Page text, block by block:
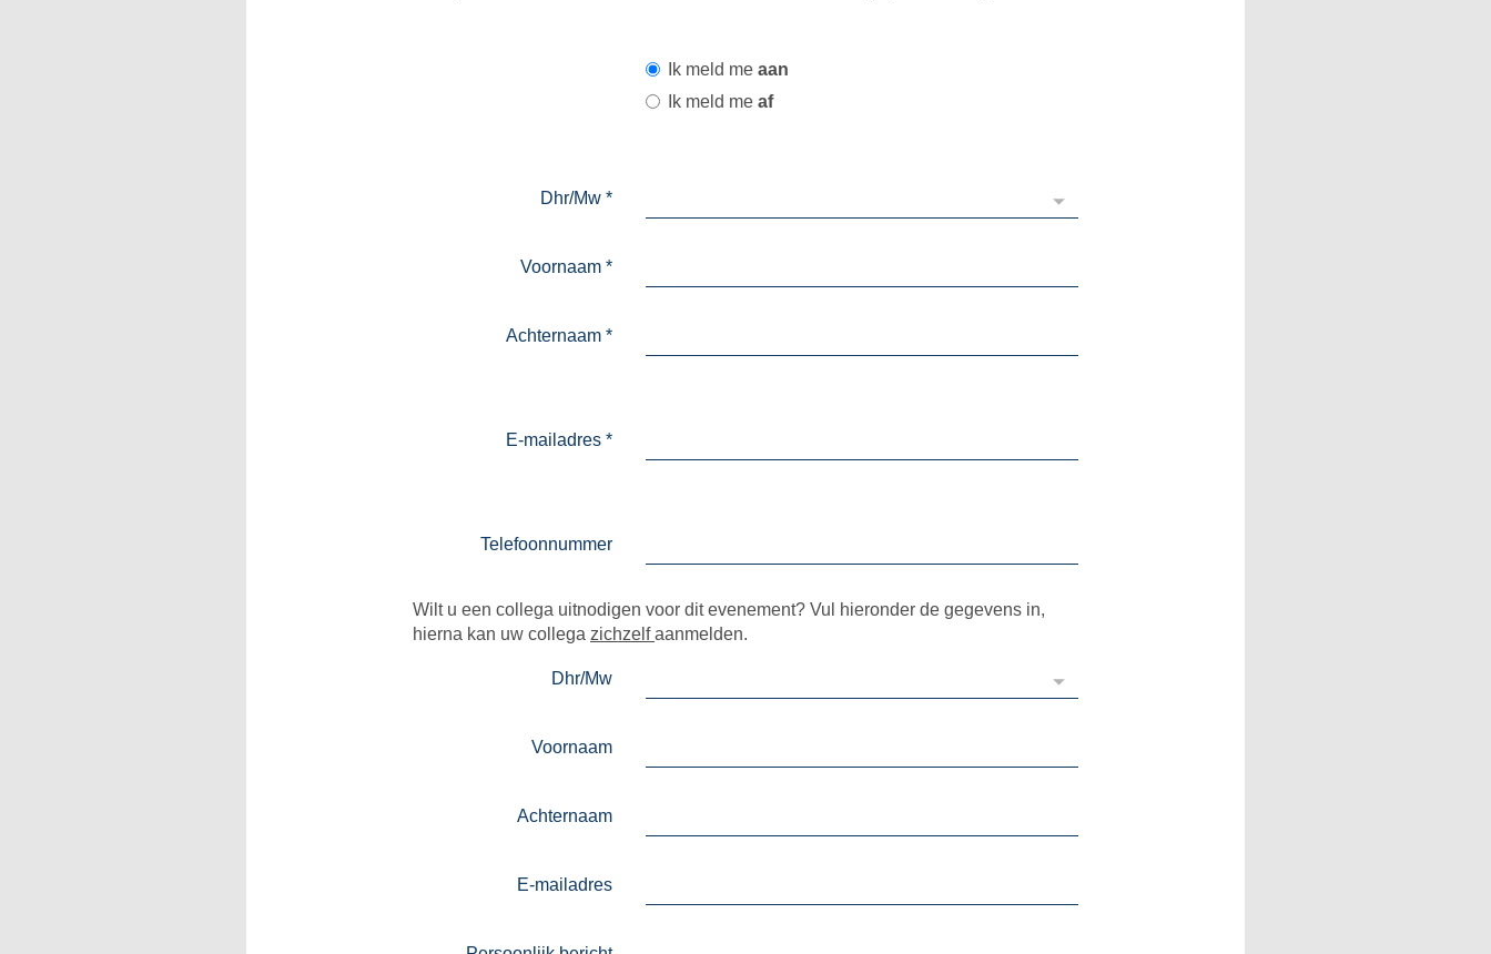
Ik meld me aan
Ik meld me af
Dhr/Mw *
Voornaam *
Achternaam *
E-mailadres *
Telefoonnummer
Wilt u een collega uitnodigen voor dit evenement? Vul hieronder de gegevens in,
hierna kan uw collega zichzelfaanmelden.
Dhr/Mw
Voornaam
Achternaam
E-mailadres